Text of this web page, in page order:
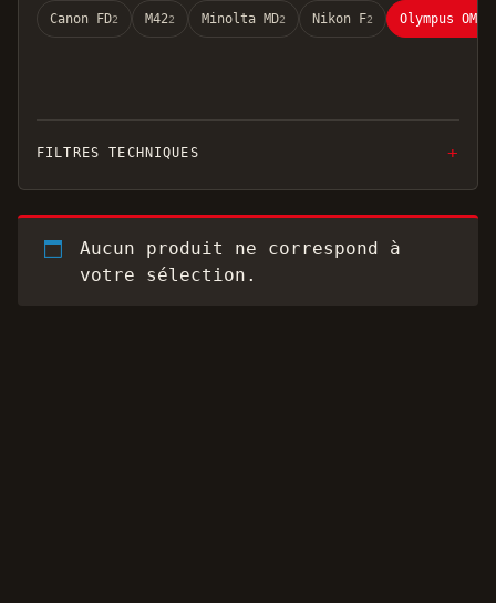
Canon FD2 M422 Minolta MD2 Nikon F2 Olympus OM
FILTRES TECHNIQUES
Aucun produit ne correspond à
votre sélection.